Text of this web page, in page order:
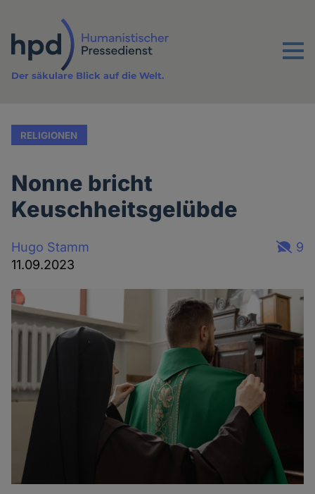
Inhalt
Menu
Der säkulare Blick auf die Welt.
RELIGIONEN
Nonne bricht
Keuschheitsgelübde
Hugo Stamm
11.09.2023
9